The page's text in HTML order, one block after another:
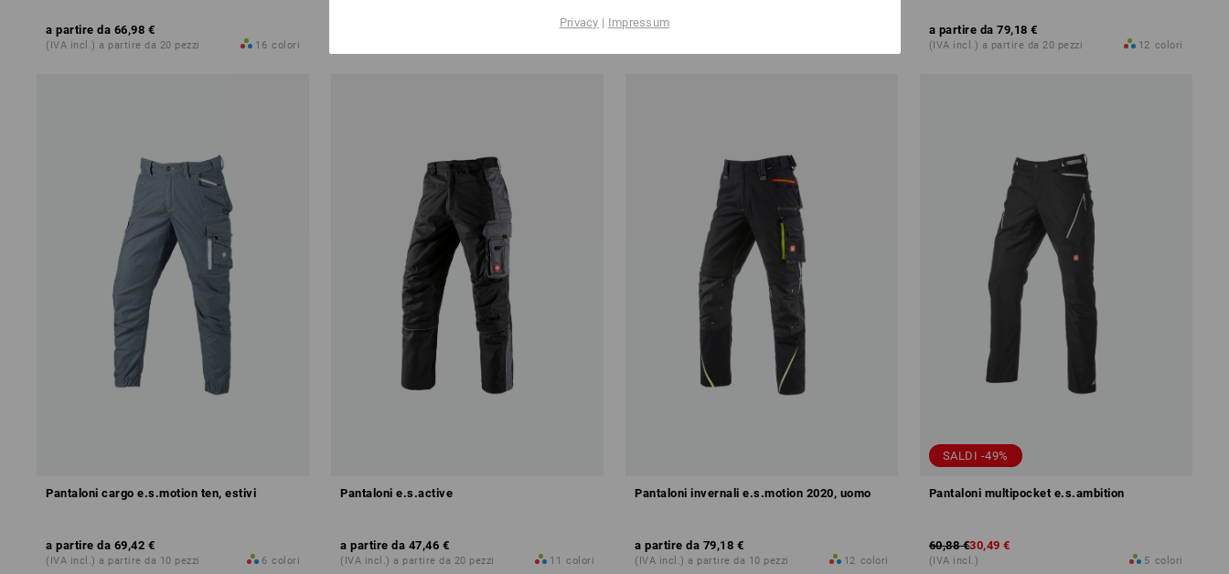
a partire da 66,98 €
(IVA incl.) a partire da 20 pezzi 16 colori
a partire da a partire da 79,18 €
(IVA incl.) a partire da 20 pezzi 12 colori
Pantaloni cargo e.s.motion ten, estivi
a partire da 69,42 €
(IVA incl.) a partire da 10 pezzi 6 colori
Pantaloni e.s.active
a partire da 47,46 €
(IVA incl.) a partire da 20 pezzi 11 colori
Pantaloni invernali e.s.motion 2020, uomo
a partire da 79,18 €
(IVA incl.) a partire da 10 pezzi 12 colori
SALDI -49%
Pantaloni multipocket e.s.ambition
60,88 €30,49 €
(IVA incl.) 5 colori
Privacy | Impressum